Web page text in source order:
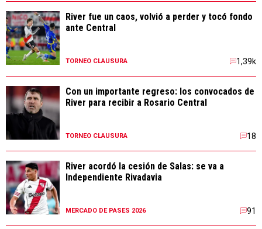
River fue un caos, volvió a perder y tocó fondo
ante Central
TORNEO CLAUSURA 1,39k
Con un importante regreso: los convocados de
River para recibir a Rosario Central
TORNEO CLAUSURA 18
River acordó la cesión de Salas: se va a
Independiente Rivadavia
MERCADO DE PASES 2026 91